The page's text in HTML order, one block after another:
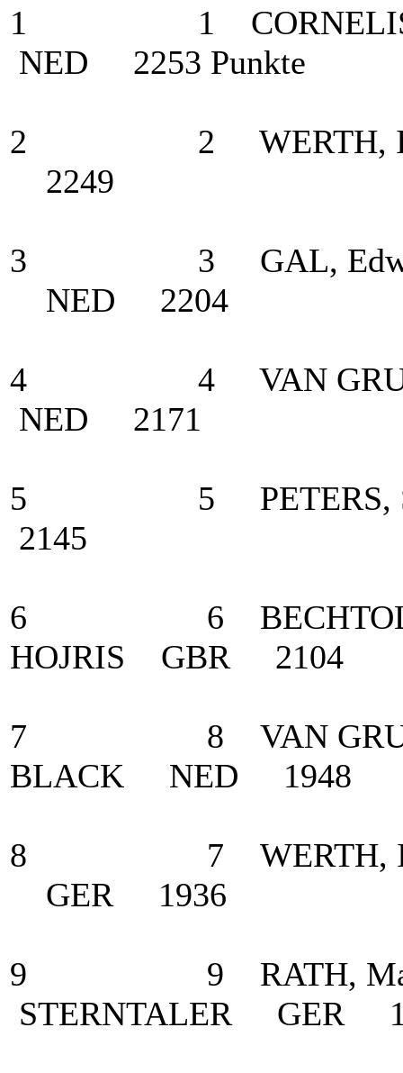
1 1
NED 2253 Punkte
2 2 WERTH,
2249
3 3 GAL, Edward
NED 2204
4 4 VAN
NED 2171
5 5 PETERS,
2145
6 6
HOJRIS GBR 2104
7 8 VAN
BLACK NED 1948
8 7 WERTH,
GER 1936
9 9 RATH,
STERNTALER GER